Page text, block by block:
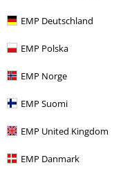
EMP Deutschland
EMP Polska
EMP Norge
EMP Suomi
EMP United Kingdom
EMP Danmark
Pasvorm
Lengte